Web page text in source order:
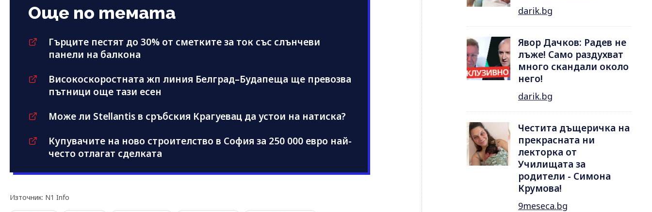
Още по темата
Гърците пестят до 30% от сметките за ток със слънчеви
панели на балкона
Високоскоростната жп линия Белград–Будапеща ще превозва
пътници още тази есен
Може ли Stellantis в сръбския Крагуевац да устои на натиска?
Купувачите на ново строителство в София за 250 000 евро най-
често отлагат сделката
Източник: N1 Info
darik.bg
Явор Дачков: Радев не
лъже! Само раздухват
много скандали около
него!
darik.bg
Честита дъщеричка на
прекрасната ни
лекторка от
Училищата за
родители - Симона
Крумова!
9meseca.bg